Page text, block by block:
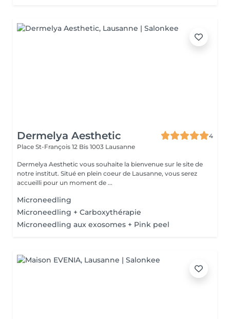
Dermelya Aesthetic
4
Place St-François 12 Bis 1003 Lausanne
Dermelya Aesthetic vous souhaite la bienvenue sur le site de
notre institut. Situé en plein coeur de Lausanne, vous serez
accueilli pour un moment de ...
Microneedling
Microneedling + Carboxythérapie
Microneedling aux exosomes + Pink peel